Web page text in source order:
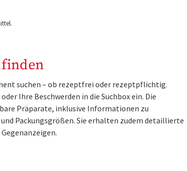
suchen – ob rezeptfrei oder rezeptpflichtig.
Ihre Beschwerden in die Suchbox ein. Die
Präparate, inklusive Informationen zu
Packungsgrößen. Sie erhalten zudem detaillierte